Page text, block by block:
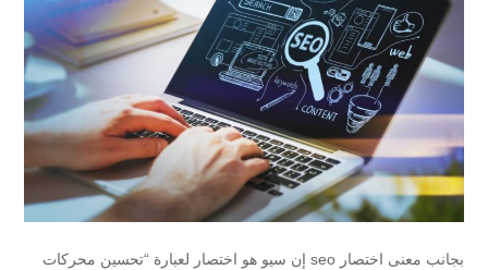
بجانب معنى اختصار seo إن سيو هو اختصار لعبارة “تحسين محركات